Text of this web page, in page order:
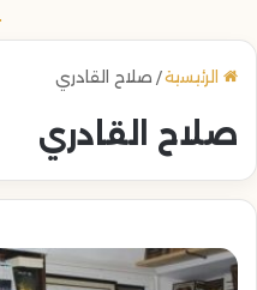
الرئيسية/ صلاح القادري
صلاح القادري